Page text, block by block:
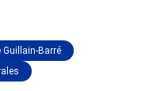
Barré